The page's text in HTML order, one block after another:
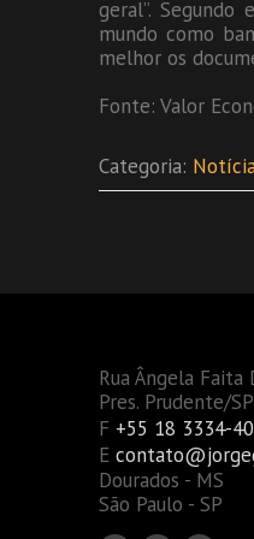
geral”.
mundo como
melhor os
Fonte: Valor
Categoria:
Rua Ângela Faita
Pres. Prudente/
F +55 18 3334-
E
Dourados -
São Paulo - SP